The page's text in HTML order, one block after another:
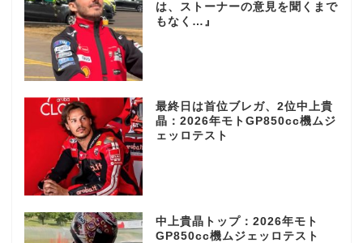
は、ストーナーの意見を聞くまで
もなく…』
最終日は首位ブレガ、2位中上貴
晶：2026年モトGP850cc機ムジ
ェッロテスト
中上貴晶トップ：2026年モト
GP850cc機ムジェッロテスト